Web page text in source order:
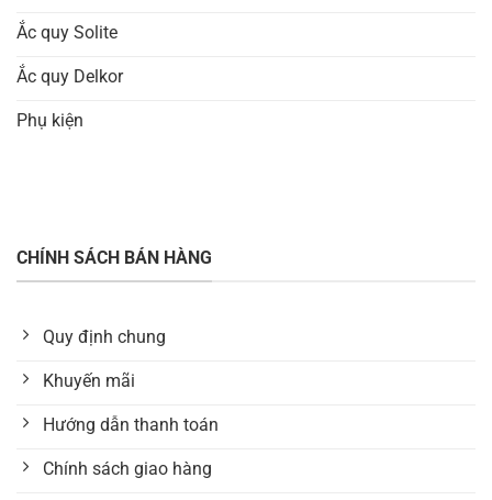
Ắc quy Solite
Ắc quy Delkor
Phụ kiện
CHÍNH SÁCH BÁN HÀNG
Quy định chung
Khuyến mãi
Hướng dẫn thanh toán
Chính sách giao hàng